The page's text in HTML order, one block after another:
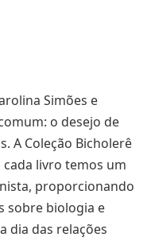
Simões e
o desejo de
A Coleção Bicholerê
livro temos um
proporcionando
sobre biologia e
dia das relações